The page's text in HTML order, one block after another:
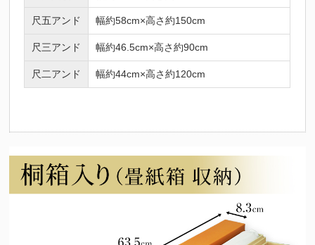
尺五アンド 幅約58cm×高さ約150cm
尺三アンド 幅約46.5cm×高さ約90cm
尺二アンド 幅約44cm×高さ約120cm